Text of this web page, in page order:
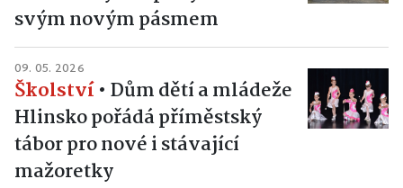
svým novým pásmem
09. 05. 2026
Školství• Dům dětí a mládeže
Hlinsko pořádá příměstský
tábor pro nové i stávající
mažoretky